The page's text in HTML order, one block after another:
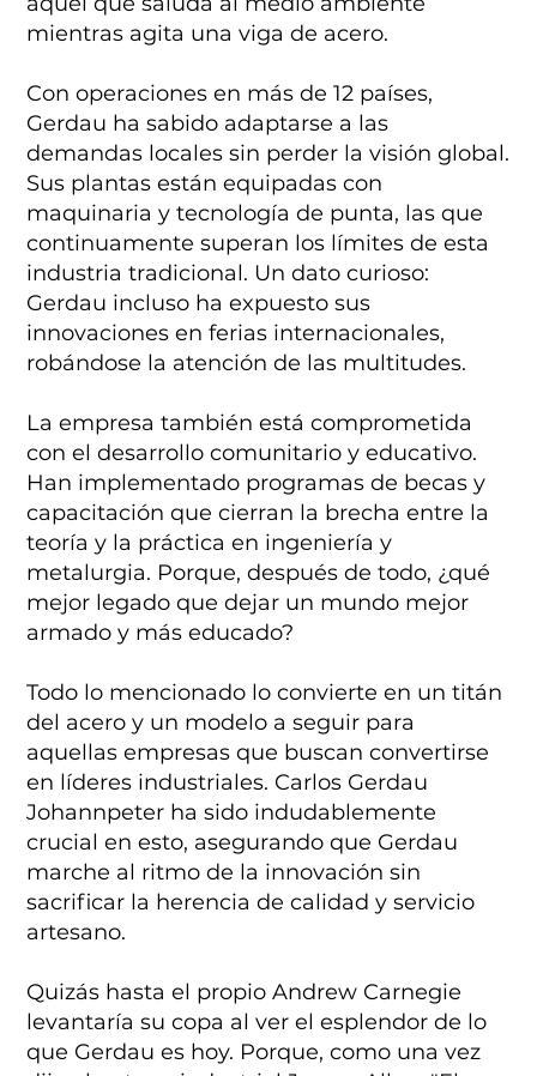
mientras agita una viga de acero.
Con operaciones en más de 12 países,
Gerdau ha sabido adaptarse a las
demandas locales sin perder la visión global.
Sus plantas están equipadas con
maquinaria y tecnología de punta, las que
continuamente superan los límites de esta
industria tradicional. Un dato curioso:
Gerdau incluso ha expuesto sus
innovaciones en ferias internacionales,
robándose la atención de las multitudes.
La empresa también está comprometida
con el desarrollo comunitario y educativo.
Han implementado programas de becas y
capacitación que cierran la brecha entre la
teoría y la práctica en ingeniería y
metalurgia. Porque, después de todo, ¿qué
mejor legado que dejar un mundo mejor
armado y más educado?
Todo lo mencionado lo convierte en un titán
del acero y un modelo a seguir para
aquellas empresas que buscan convertirse
en líderes industriales. Carlos Gerdau
Johannpeter ha sido indudablemente
crucial en esto, asegurando que Gerdau
marche al ritmo de la innovación sin
sacrificar la herencia de calidad y servicio
artesano.
Quizás hasta el propio Andrew Carnegie
levantaría su copa al ver el esplendor de lo
que Gerdau es hoy. Porque, como una vez